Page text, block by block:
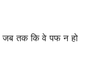
जब तक कि वे पफ न हो